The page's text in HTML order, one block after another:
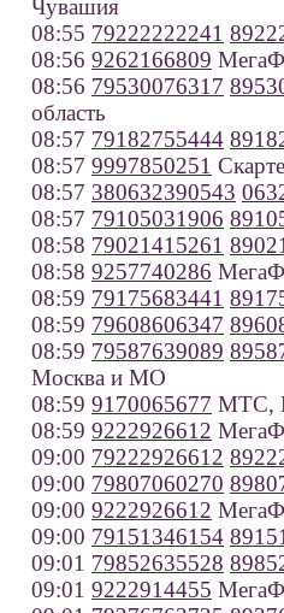
Чувашия
08:55 79222222241
08:56 9262166809
08:56 79530076317
область
08:57 79182755444
08:57 9997850251
08:57 380632390543
08:57 79105031906
08:58 79021415261
08:58 9257740286
08:59 79175683441
08:59 79608606347
08:59 79587639089
Москва и МО
08:59 9170065677 МТС,
08:59 9222926612
09:00 79222926612
09:00 79807060270
09:00 9222926612
09:00 79151346154
09:01 79852635528
09:01 9222914455